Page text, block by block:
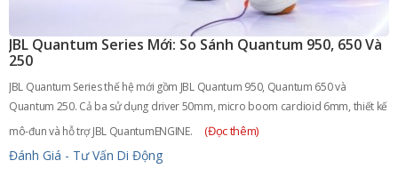
JBL Quantum Series Mới: So Sánh Quantum 950, 650 Và
250
JBL Quantum Series thế hệ mới gồm JBL Quantum 950, Quantum 650 và
Quantum 250. Cả ba sử dụng driver 50mm, micro boom cardioid 6mm, thiết kế
mô-đun và hỗ trợ JBL QuantumENGINE.
(Đọc thêm)
Đánh Giá - Tư Vấn Di Động